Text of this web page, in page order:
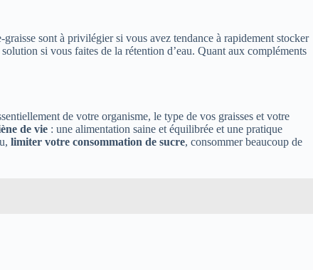
sont à privilégier si vous avez tendance à rapidement stocker
si vous faites de la rétention d’eau. Quant aux compléments
de votre organisme, le type de vos graisses et votre
de vie : une alimentation saine et équilibrée et une pratique
limiter votre consommation de sucre, consommer beaucoup de